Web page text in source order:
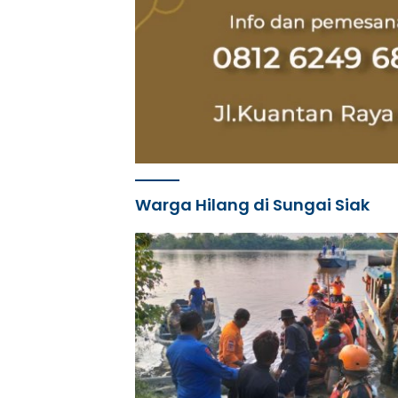
Warga Hilang di Sungai Siak